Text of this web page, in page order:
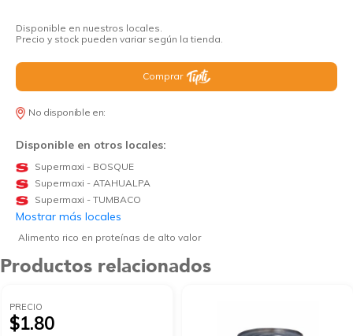
Disponible en nuestros locales.
Precio y stock pueden variar según la tienda.
Comprar
No disponible en:
Disponible en otros locales:
Supermaxi - BOSQUE
Supermaxi - ATAHUALPA
Supermaxi - TUMBACO
Mostrar más locales
Alimento rico en proteínas de alto valor
Productos relacionados
PRECIO
$1.80